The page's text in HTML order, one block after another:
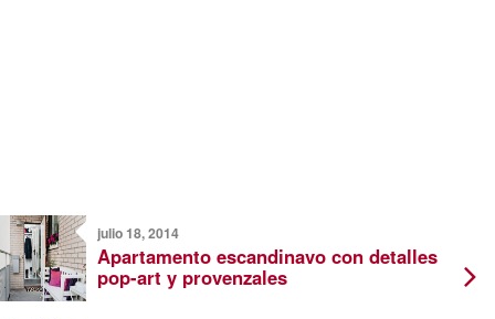
julio 18, 2014
Apartamento escandinavo con detalles
pop-art y provenzales